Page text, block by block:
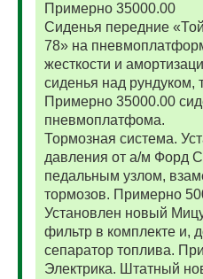
Примерно 35000.00
Сиденья передние
78» на
жесткости и
сиденья над рундуком,
Примерно 35000.00
пневмоплатфома.
Тормозная система.
давления от а/м Форд
педальным узлом,
тормозов. Примерно
Установлен новый
фильтр в комплекте и,
сепаратор топлива.
Электрика. Штатный